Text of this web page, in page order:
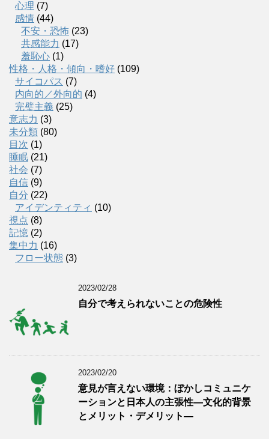
心理 (7)
感情 (44)
不安・恐怖 (23)
共感能力 (17)
羞恥心 (1)
性格・人格・傾向・嗜好 (109)
サイコパス (7)
内向的／外向的 (4)
完璧主義 (25)
意志力 (3)
未分類 (80)
目次 (1)
睡眠 (21)
社会 (7)
自信 (9)
自分 (22)
アイデンティティ (10)
視点 (8)
記憶 (2)
集中力 (16)
フロー状態 (3)
2023/02/28
自分で考えられないことの危険性
2023/02/20
意見が言えない環境：ぼかしコミュニケ
ーションと日本人の主張性―文化的背景
とメリット・デメリット―